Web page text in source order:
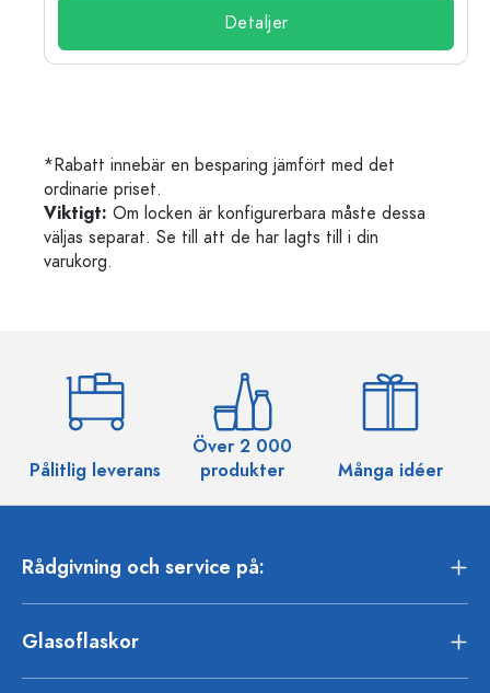
Detaljer
*Rabatt innebär en besparing jämfört med det
ordinarie priset.
Viktigt: Om locken är konfigurerbara måste dessa
väljas separat. Se till att de har lagts till i din
varukorg.
Pålitlig leverans
Över 2 000
produkter
Många idéer
Rådgivning och service på:
Glasoflaskor